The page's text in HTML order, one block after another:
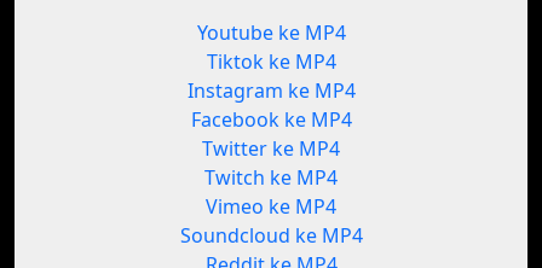
Youtube ke MP4
Tiktok ke MP4
Instagram ke MP4
Facebook ke MP4
Twitter ke MP4
Twitch ke MP4
Vimeo ke MP4
Soundcloud ke MP4